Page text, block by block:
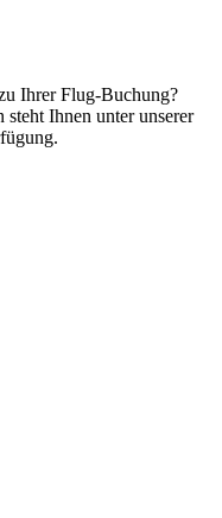
Ihrer Flug-Buchung?
steht Ihnen unter unserer